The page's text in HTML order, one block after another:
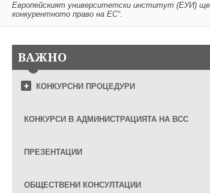
Европейският университетски институт (ЕУИ) ще
конкурентното право на ЕС“.
ВАЖНО
КОНКУРСНИ ПРОЦЕДУРИ
КОНКУРСИ В АДМИНИСТРАЦИЯТА НА ВСС
ПРЕЗЕНТАЦИИ
ОБЩЕСТВЕНИ КОНСУЛТАЦИИ